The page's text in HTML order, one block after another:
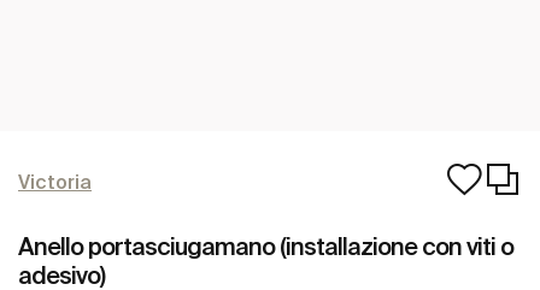
Victoria
Anello portasciugamano (installazione con viti o
adesivo)